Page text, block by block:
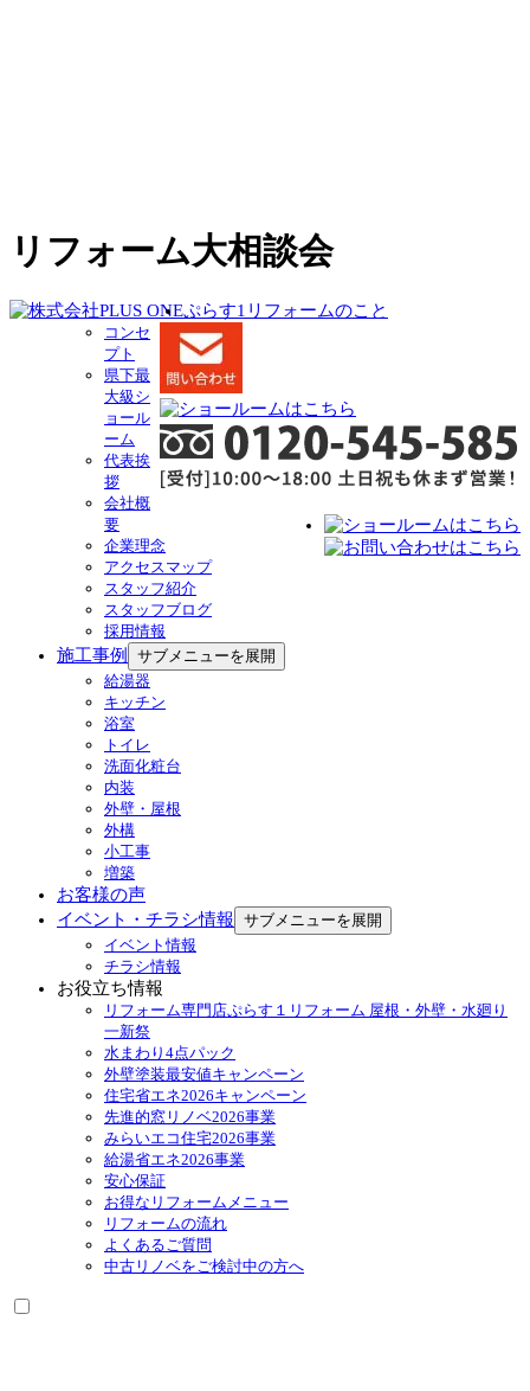
リフォーム大相談会
ぷらす1リフォームのこと
コンセ
プト
県下最
大級シ
ョール
ーム
代表挨
拶
会社概
要
企業理念
アクセスマップ
スタッフ紹介
スタッフブログ
採用情報
施工事例
サブメニューを展開
給湯器
キッチン
浴室
トイレ
洗面化粧台
内装
外壁・屋根
外構
小工事
増築
お客様の声
イベント・チラシ情報 サブメニューを展開
イベント情報
チラシ情報
お役立ち情報
リフォーム専門店ぷらす１リフォーム 屋根・外壁・水廻り
一新祭
水まわり4点パック
外壁塗装最安値キャンペーン
住宅省エネ2026キャンペーン
先進的窓リノベ2026事業
みらいエコ住宅2026事業
給湯省エネ2026事業
安心保証
お得なリフォームメニュー
リフォームの流れ
よくあるご質問
中古リノベをご検討中の方へ